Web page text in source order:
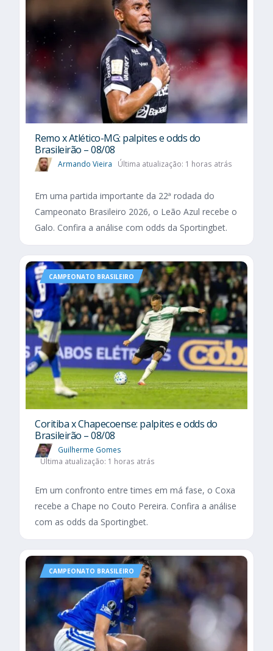
Remo x Atlético-MG: palpites e odds do
Brasileirão – 08/08
Armando Vieira Última atualização: 1 horas atrás
Em uma partida importante da 22ª rodada do
Campeonato Brasileiro 2026, o Leão Azul recebe o
Galo. Confira a análise com odds da Sportingbet.
CAMPEONATO BRASILEIRO
Coritiba x Chapecoense: palpites e odds do
Brasileirão – 08/08
Guilherme Gomes
Última atualização: 1 horas atrás
Em um confronto entre times em má fase, o Coxa
recebe a Chape no Couto Pereira. Confira a análise
com as odds da Sportingbet.
CAMPEONATO BRASILEIRO